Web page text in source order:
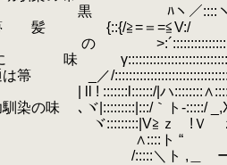
.ヘ===ｧ 認 シ
どり着くの
」に 味
:::::::l::::::/|ハ::::::::∧::::i
｀ト-:::::/ _,X:j:::/
ｚ !Ｖ ｚ≦/::::/
“ “ ﾉ
,＿ ー' ィ::